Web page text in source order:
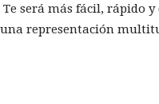
será más fácil, rápido
representación